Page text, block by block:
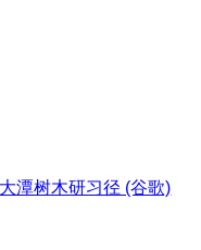
大潭树木研习径 (谷歌)